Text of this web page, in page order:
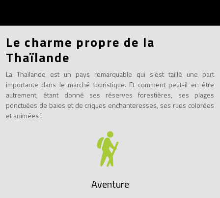
Le charme propre de la
Thaïlande
La Thaïlande est un pays remarquable qui s’est taillé une part
importante dans le marché touristique. Et comment peut-il en être
autrement, étant donné ses réserves forestières, ses plages
ponctuées de baies et de criques enchanteresses, ses rues colorées
et animées !
Aventure